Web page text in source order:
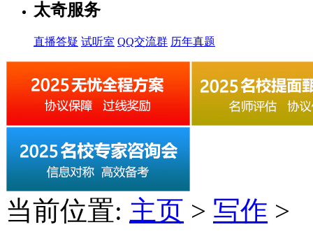
太奇服务
直播答疑 试听室 QQ交流群 历年真题
当前位置: 主页 > 写作 >